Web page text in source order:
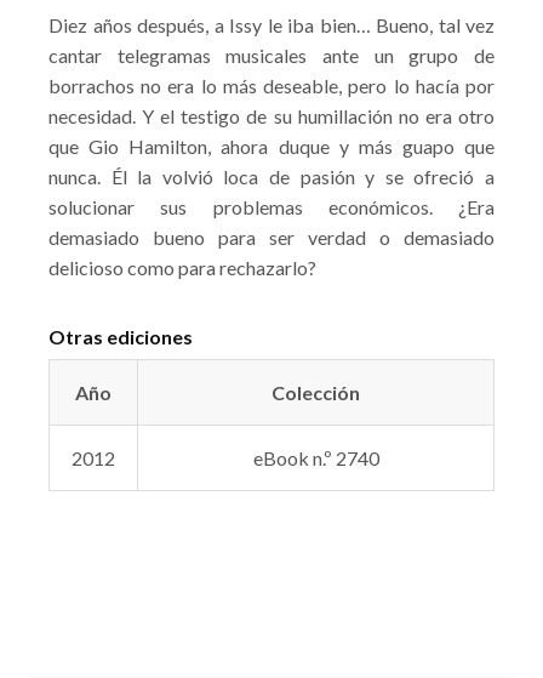
Diez años después, a Issy le iba bien… Bueno, tal vez
cantar telegramas musicales ante un grupo de
borrachos no era lo más deseable, pero lo hacía por
necesidad. Y el testigo de su humillación no era otro
que Gio Hamilton, ahora duque y más guapo que
nunca. Él la volvió loca de pasión y se ofreció a
solucionar sus problemas económicos. ¿Era
demasiado bueno para ser verdad o demasiado
delicioso como para rechazarlo?
Otras ediciones
Año Colección
2012 eBook n.º 2740